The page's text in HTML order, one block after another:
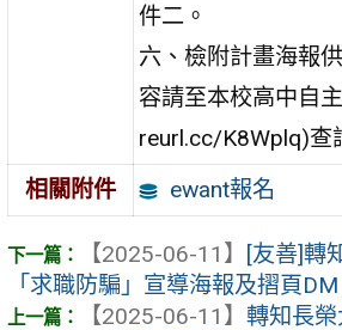
件二。
六、檢附計畫海報
容請至本校高中自
reurl.cc/K8Wplq)查
相關附件
ewant報名
【2025-06-11】 [友善]轉
「求職防騙」宣導海報及摺頁DM
【2025-06-11】 轉知長